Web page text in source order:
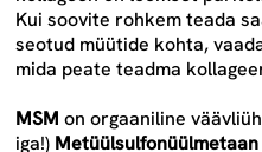
Kui soovite rohkem teada
seotud müütide kohta,
mida peate teadma
MSM on orgaaniline
iga!) Metüülsulfonüülmetaan